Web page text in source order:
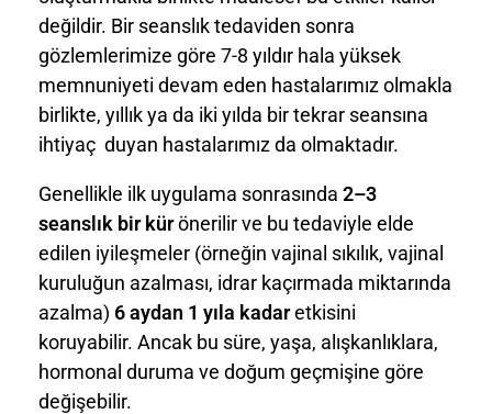
değildir. Bir seanslık tedaviden sonra
gözlemlerimize göre 7-8 yıldır hala yüksek
memnuniyeti devam eden hastalarımız olmakla
birlikte, yıllık ya da iki yılda bir tekrar seansına
ihtiyaç duyan hastalarımız da olmaktadır.
Genellikle ilk uygulama sonrasında 2–3
seanslık bir kürönerilir ve bu tedaviyle elde
edilen iyileşmeler (örneğin vajinal sıkılık, vajinal
kuruluğun azalması, idrar kaçırmada miktarında
azalma) 6 aydan 1 yıla kadaretkisini
koruyabilir. Ancak bu süre, yaşa, alışkanlıklara,
hormonal duruma ve doğum geçmişine göre
değişebilir.